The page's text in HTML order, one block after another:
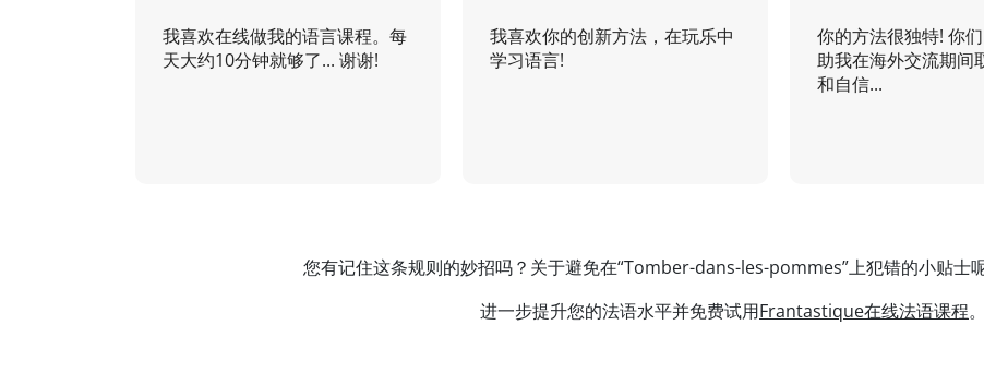
我喜欢在线做我的语言课程。每
天大约10分钟就够了... 谢谢!
我喜欢你的创新方法，在玩乐中
学习语言!
你的方法很独特! 你
助我在海外交流期间
和自信...
您有记住这条规则的妙招吗？关于避免在“Tomber-dans-les-pommes”上犯错的小贴士
进一步提升您的法语水平并免费试用Frantastique在线法语课程。